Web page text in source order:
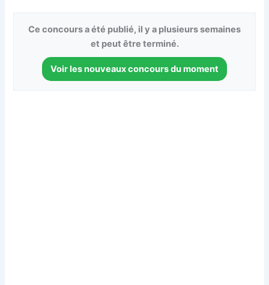
Ce concours a été publié, il y a plusieurs semaines
et peut être terminé.
Voir les nouveaux concours du moment